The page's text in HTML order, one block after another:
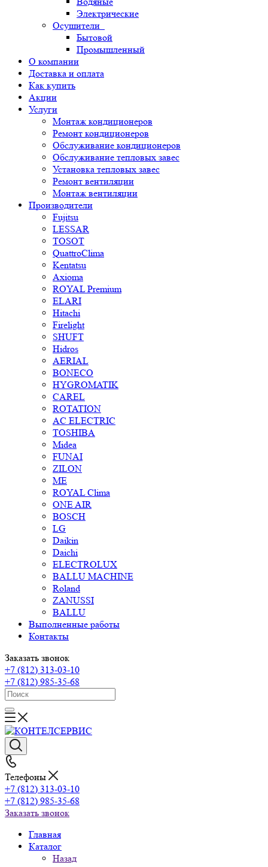
Электрические
Осушители
Бытовой
Промышленный
О компании
Доставка и оплата
Как купить
Акции
Услуги
Монтаж кондиционеров
Ремонт кондиционеров
Обслуживание кондиционеров
Обслуживание тепловых завес
Установка тепловых завес
Ремонт вентиляции
Монтаж вентиляции
Производители
Fujitsu
LESSAR
TOSOT
QuattroClima
Kentatsu
Axioma
ROYAL Premium
ELARI
Hitachi
Firelight
SHUFT
Hidros
AERIAL
BONECO
HYGROMATIK
CAREL
ROTATION
AC ELECTRIC
TOSHIBA
Midea
FUNAI
ZILON
ME
ROYAL Clima
ONE AIR
BOSCH
LG
Daikin
Daichi
ELECTROLUX
BALLU MACHINE
Roland
ZANUSSI
BALLU
Выполненные работы
Контакты
Заказать звонок
+7 (812) 313-03-10
+7 (812) 985-35-68
Телефоны
+7 (812) 313-03-10
+7 (812) 985-35-68
Заказать звонок
Главная
Каталог
Назад